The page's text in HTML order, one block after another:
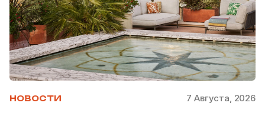
НОВОСТИ 7 Августа, 2026